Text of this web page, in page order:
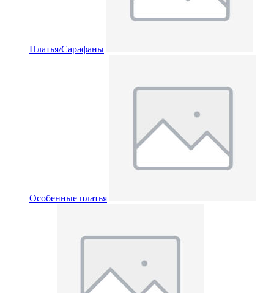
Платья/Сарафаны
Особенные платья